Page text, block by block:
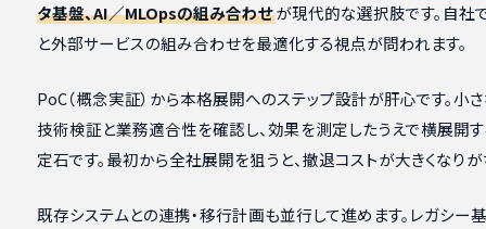
タ基盤、AI／MLOpsの組み合わせが現代的な選択肢です。自社
と外部サービスの組み合わせを最適化する視点が問われます。
PoC（概念実証）から本格展開へのステップ設計が肝心です。小
技術検証と業務適合性を確認し、効果を測定したうえで横展開
定石です。最初から全社展開を狙うと、撤退コストが大きくなりが
既存システムとの連携・移行計画も並行して進めます。レガシー